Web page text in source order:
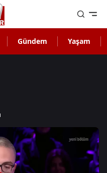
Gündem Yaşam